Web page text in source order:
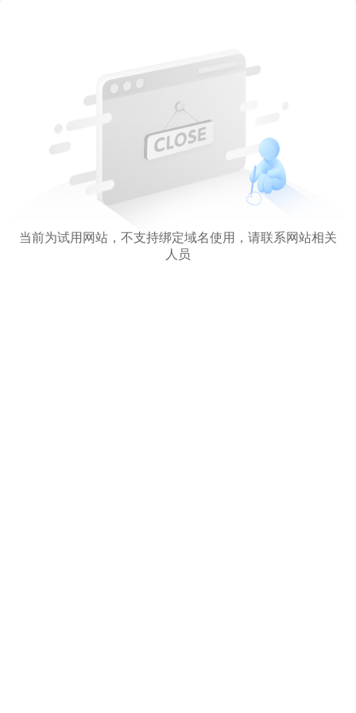
当前为试用网站，不支持绑定域名使用，请联系网站相关
人员